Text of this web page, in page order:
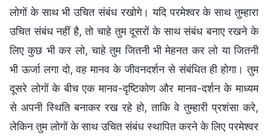
लोगों के साथ भी उचित संबंध रखोगे। यदि परमेश्वर के साथ तुम्हारा
उचित संबंध नहीं है, तो चाहे तुम दूसरों के साथ संबंध बनाए रखने के
लिए कुछ भी कर लो, चाहे तुम जितनी भी मेहनत कर लो या जितनी
भी ऊर्जा लगा दो, वह मानव के जीवनदर्शन से संबंधित ही होगा। तुम
दूसरे लोगों के बीच एक मानव-दृष्टिकोण और मानव-दर्शन के माध्यम
से अपनी स्थिति बनाकर रख रहे हो, ताकि वे तुम्हारी प्रशंसा करे,
लेकिन तुम लोगों के साथ उचित संबंध स्थापित करने के लिए परमेश्वर